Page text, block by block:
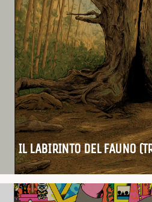
IL LABIRINTO DEL FAUNO